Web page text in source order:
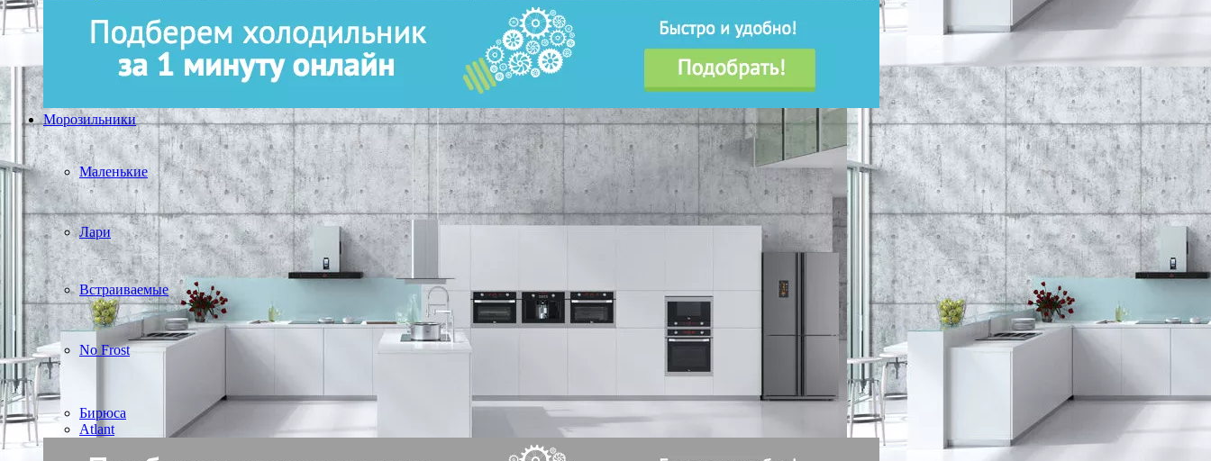
Морозильники
Маленькие
Лари
Встраиваемые
No Frost
Бирюса
Atlant